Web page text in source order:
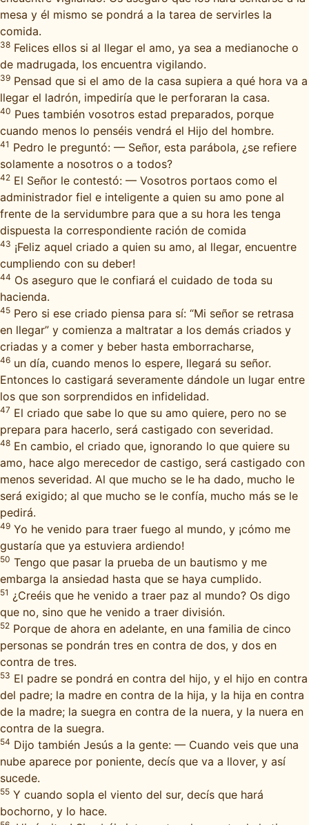
mesa y él mismo se pondrá a la tarea de servirles la
comida.
38 Felices ellos si al llegar el amo, ya sea a medianoche o
de madrugada, los encuentra vigilando.
39 Pensad que si el amo de la casa supiera a qué hora va a
llegar el ladrón, impediría que le perforaran la casa.
40 Pues también vosotros estad preparados, porque
cuando menos lo penséis vendrá el Hijo del hombre.
41 Pedro le preguntó: — Señor, esta parábola, ¿se refiere
solamente a nosotros o a todos?
42 El Señor le contestó: — Vosotros portaos como el
administrador fiel e inteligente a quien su amo pone al
frente de la servidumbre para que a su hora les tenga
dispuesta la correspondiente ración de comida
43 ¡Feliz aquel criado a quien su amo, al llegar, encuentre
cumpliendo con su deber!
44 Os aseguro que le confiará el cuidado de toda su
hacienda.
45 Pero si ese criado piensa para sí: “Mi señor se retrasa
en llegar” y comienza a maltratar a los demás criados y
criadas y a comer y beber hasta emborracharse,
46 un día, cuando menos lo espere, llegará su señor.
Entonces lo castigará severamente dándole un lugar entre
los que son sorprendidos en infidelidad.
47 El criado que sabe lo que su amo quiere, pero no se
prepara para hacerlo, será castigado con severidad.
48 En cambio, el criado que, ignorando lo que quiere su
amo, hace algo merecedor de castigo, será castigado con
menos severidad. Al que mucho se le ha dado, mucho le
será exigido; al que mucho se le confía, mucho más se le
pedirá.
49 Yo he venido para traer fuego al mundo, y ¡cómo me
gustaría que ya estuviera ardiendo!
50 Tengo que pasar la prueba de un bautismo y me
embarga la ansiedad hasta que se haya cumplido.
51 ¿Creéis que he venido a traer paz al mundo? Os digo
que no, sino que he venido a traer división.
52 Porque de ahora en adelante, en una familia de cinco
personas se pondrán tres en contra de dos, y dos en
contra de tres.
53 El padre se pondrá en contra del hijo, y el hijo en contra
del padre; la madre en contra de la hija, y la hija en contra
de la madre; la suegra en contra de la nuera, y la nuera en
contra de la suegra.
54 Dijo también Jesús a la gente: — Cuando veis que una
nube aparece por poniente, decís que va a llover, y así
sucede.
55 Y cuando sopla el viento del sur, decís que hará
bochorno, y lo hace.